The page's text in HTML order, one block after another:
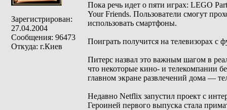
Зарегистрирован:
27.04.2004
Сообщения: 96473
Откуда: г.Киев
Пока речь идет о пяти играх: LEGO
Your Friends. Пользователи смогут
использовать смартфоны.
Поиграть получится на телевизорах с
Питерс назвал это важным шагом в
что некоторые кино- и телекомпании
главном экране развлечений дома —
Недавно Netflix запустил проект с
Героиней первого выпуска стала